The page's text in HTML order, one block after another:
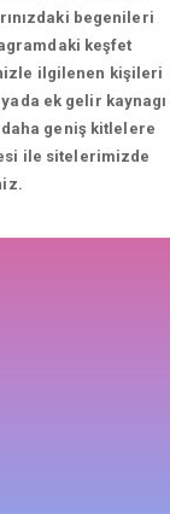
begenileri
keşfet
ilgilenen kişileri
ek gelir kaynagı
daha geniş kitlelere
ile sitelerimizde